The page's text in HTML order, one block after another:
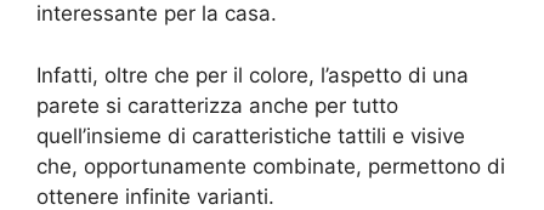
interessante per la casa.
Infatti, oltre che per il colore, l’aspetto di una
parete si caratterizza anche per tutto
quell’insieme di caratteristiche tattili e visive
che, opportunamente combinate, permettono di
ottenere infinite varianti.